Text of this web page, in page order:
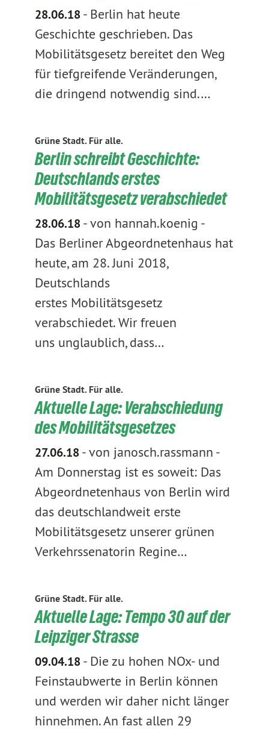
28.06.18- Berlin hat heute
Geschichte geschrieben. Das
Mobilitätsgesetz bereitet den Weg
für tiefgreifende Veränderungen,
die dringend notwendig sind.…
Grüne Stadt. Für alle.
Berlin schreibt Geschichte:
Deutschlands erstes
Mobilitätsgesetz verabschiedet
28.06.18-von hannah.koenig -
Das Berliner Abgeordnetenhaus hat
heute, am 28. Juni 2018,
Deutschlands
erstes Mobilitätsgesetz
verabschiedet. Wir freuen
uns unglaublich, dass…
Grüne Stadt. Für alle.
Aktuelle Lage: Verabschiedung
des Mobilitätsgesetzes
27.06.18-von janosch.rassmann -
Am Donnerstag ist es soweit: Das
Abgeordnetenhaus von Berlin wird
das deutschlandweit erste
Mobilitätsgesetz unserer grünen
Verkehrssenatorin Regine…
Grüne Stadt. Für alle.
Aktuelle Lage: Tempo 30 auf der
Leipziger Strasse
09.04.18- Die zu hohen NOx- und
Feinstaubwerte in Berlin können
und werden wir daher nicht länger
hinnehmen. An fast allen 29